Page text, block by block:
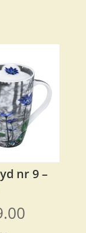
nr 9 –